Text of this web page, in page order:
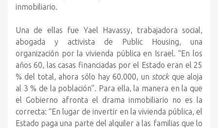
inmobiliario.
Una de ellas fue Yael Havassy, trabajadora social,
abogada y activista de Public Housing, una
organización por la vivienda pública en Israel. “En los
años 60, las casas financiadas por el Estado eran el 25
% del total, ahora sólo hay 60.000, un stockque aloja
al 3 % de la población”. Para ella, la manera en la que
el Gobierno afronta el drama inmobiliario no es la
correcta: “En lugar de invertir en la vivienda pública, el
Estado paga una parte del alquiler a las familias que lo